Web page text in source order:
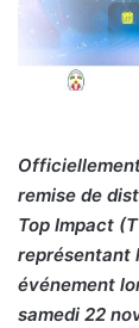
remise de
Top Impact
représentant
événement
samedi 22